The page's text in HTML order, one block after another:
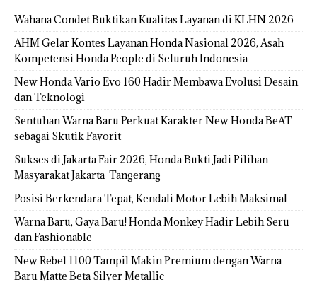
Wahana Condet Buktikan Kualitas Layanan di KLHN 2026
AHM Gelar Kontes Layanan Honda Nasional 2026, Asah
Kompetensi Honda People di Seluruh Indonesia
New Honda Vario Evo 160 Hadir Membawa Evolusi Desain
dan Teknologi
Sentuhan Warna Baru Perkuat Karakter New Honda BeAT
sebagai Skutik Favorit
Sukses di Jakarta Fair 2026, Honda Bukti Jadi Pilihan
Masyarakat Jakarta-Tangerang
Posisi Berkendara Tepat, Kendali Motor Lebih Maksimal
Warna Baru, Gaya Baru! Honda Monkey Hadir Lebih Seru
dan Fashionable
New Rebel 1100 Tampil Makin Premium dengan Warna
Baru Matte Beta Silver Metallic